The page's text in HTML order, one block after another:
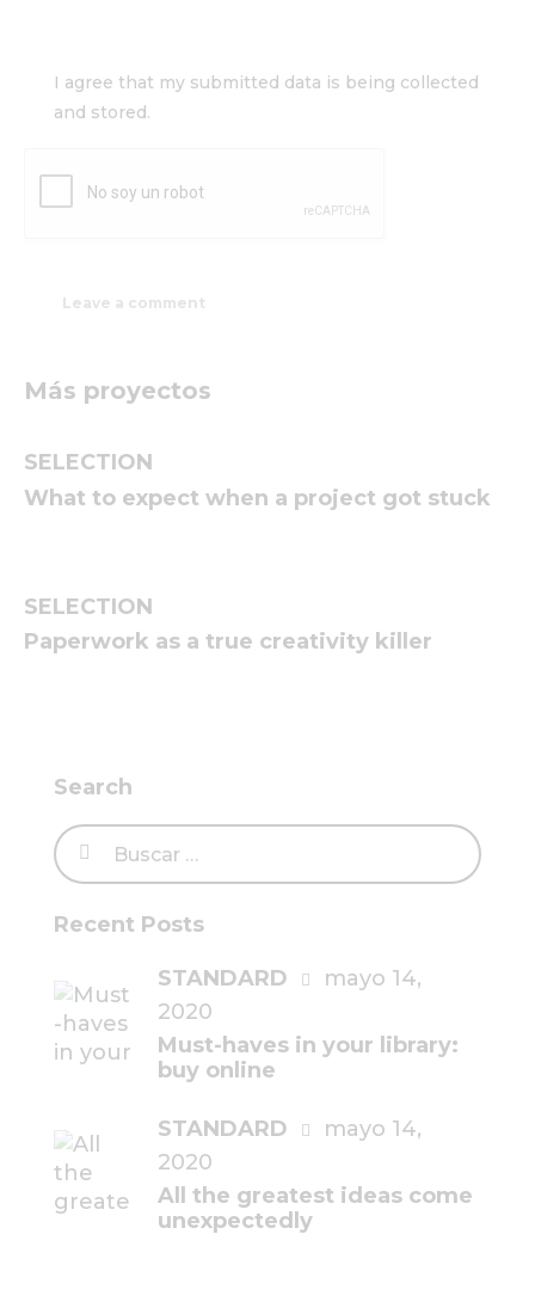
I agree that my submitted data is being collected
and stored.
Más proyectos
SELECTION
What to expect when a project got stuck
SELECTION
Paperwork as a true creativity killer
Search
Recent Posts
STANDARD
mayo 14,
2020
Must-haves in your library:
buy online
STANDARD
mayo 14,
2020
All the greatest ideas come
unexpectedly